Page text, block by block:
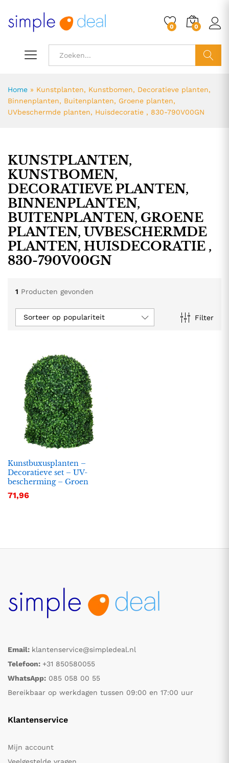
0 0
Home » Kunstplanten, Kunstbomen, Decoratieve planten,
Binnenplanten, Buitenplanten, Groene planten,
UVbeschermde planten, Huisdecoratie , 830-790V00GN
KUNSTPLANTEN,
KUNSTBOMEN,
DECORATIEVE PLANTEN,
BINNENPLANTEN,
BUITENPLANTEN, GROENE
PLANTEN, UVBESCHERMDE
PLANTEN, HUISDECORATIE ,
830-790V00GN
1 Producten gevonden
Filter
Sorteer op populariteit
Kunstbuxusplanten –
Decoratieve set – UV-
bescherming – Groen
71,96
Email: klantenservice@simpledeal.nl
Telefoon: +31 850580055
WhatsApp: 085 058 00 55
Bereikbaar op werkdagen tussen 09:00 en 17:00 uur
Klantenservice
Mijn account